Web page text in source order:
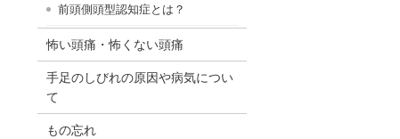
前頭側頭型認知症とは？
怖い頭痛・怖くない頭痛
手足のしびれの原因や病気につい
て
もの忘れ